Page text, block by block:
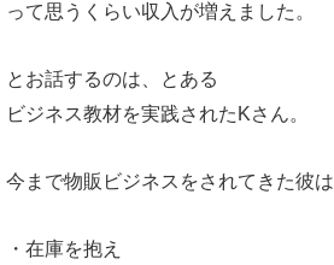
って思うくらい収入が増えました。
とお話するのは、とある
ビジネス教材を実践されたKさん。
今まで物販ビジネスをされてきた彼は
・在庫を抱え